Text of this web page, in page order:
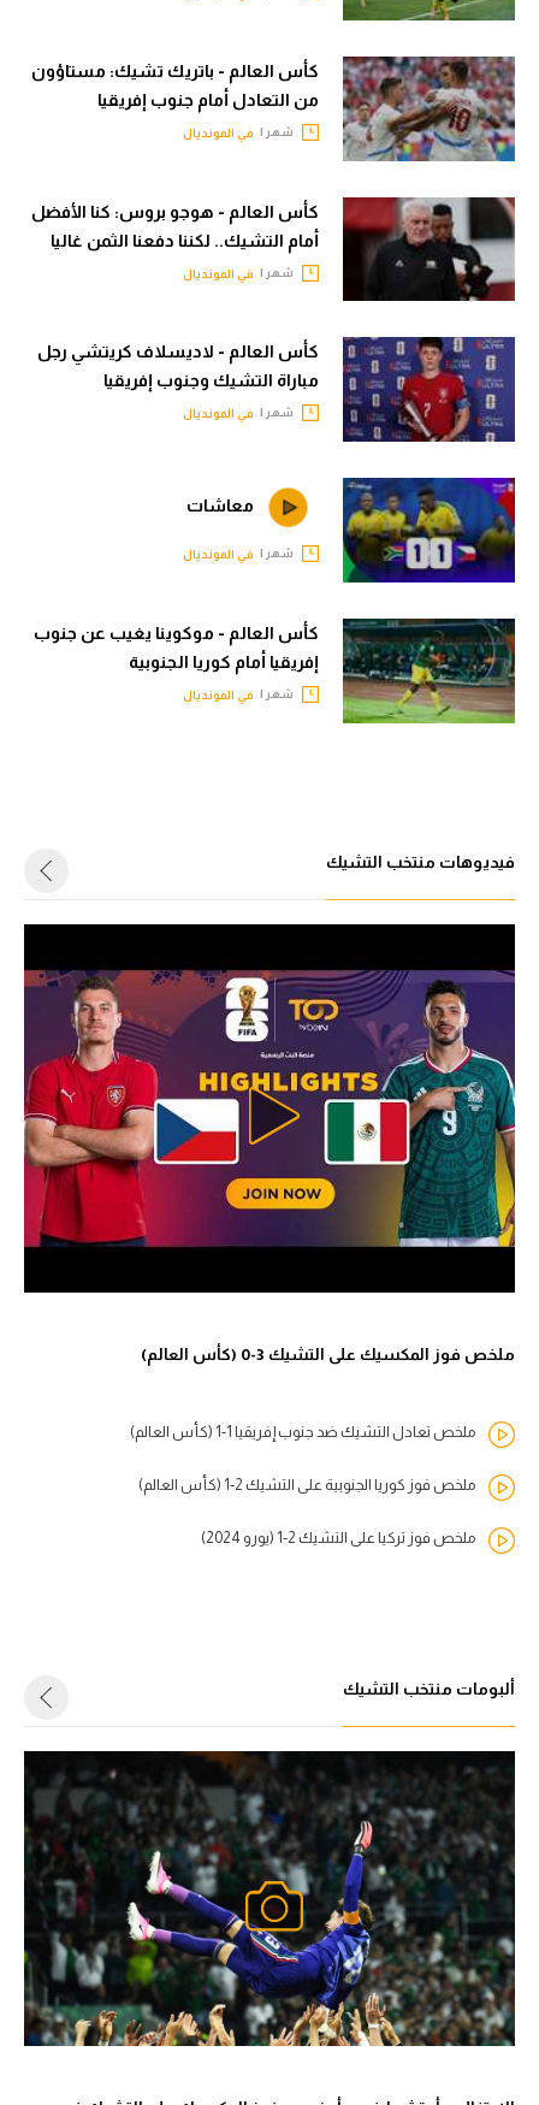
في المونديال
رياضة نسائية
آسيا
أمريكا
ركن الألعاب
أقسام خاصة
ميركاتو
تحقيق في الجول
تحليل في الجول
حكايات في الجول
كويز في الجول
فيديو في الجول
رياضة نسائية
آسيا
أمريكا
ركن الألعاب
أقسام خاصة
Gamers
ميركاتو
تحقيق في الجول
تقرير في الجول
تحليل في الجول
حكايات في الجول
كويز في الجول
كأس العالم - باتريك تشيك: مستاؤون
من التعادل أمام جنوب إفريقيا
شهر | في المونديال
كأس العالم - هوجو بروس: كنا الأفضل
أمام التشيك.. لكننا دفعنا الثمن غاليا
شهر | في المونديال
كأس العالم - لاديسلاف كريتشي رجل
مباراة التشيك وجنوب إفريقيا
شهر | في المونديال
معاشات
شهر | في المونديال
كأس العالم - موكوينا يغيب عن جنوب
إفريقيا أمام كوريا الجنوبية
شهر | في المونديال
فيديوهات منتخب التشيك
ملخص فوز المكسيك على التشيك 3-0 (كأس العالم)
ملخص تعادل التشيك ضد جنوب إفريقيا 1-1 (كأس العالم)
ملخص فوز كوريا الجنوبية على التشيك 2-1 (كأس العالم)
ملخص فوز تركيا على التشيك 2-1 (يورو 2024)
ألبومات منتخب التشيك